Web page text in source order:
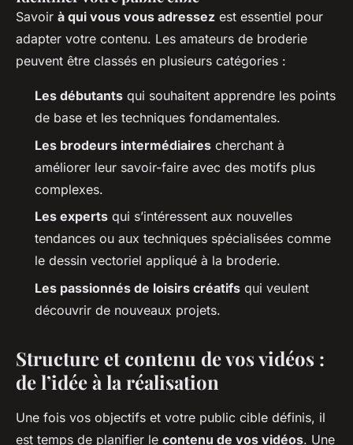
Savoir à qui vous vous adressez est essentiel pour
adapter votre contenu. Les amateurs de broderie
peuvent être classés en plusieurs catégories :
Les débutants qui souhaitent apprendre les points
de base et les techniques fondamentales.
Les brodeurs intermédiaires cherchant à
améliorer leur savoir-faire avec des motifs plus
complexes.
Les experts qui s’intéressent aux nouvelles
tendances ou aux techniques spécialisées comme
le dessin vectoriel appliqué à la broderie.
Les passionnés de loisirs créatifs qui veulent
découvrir de nouveaux projets.
Structure et contenu de vos vidéos :
de l’idée à la réalisation
Une fois vos objectifs et votre public cible définis, il
est temps de planifier le contenu de vos vidéos. Une